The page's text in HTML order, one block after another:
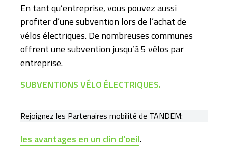
En tant qu’entreprise, vous pouvez aussi
profiter d’une subvention lors de l’achat de
vélos électriques. De nombreuses communes
offrent une subvention jusqu’à 5 vélos par
entreprise.
SUBVENTIONS VÉLO ÉLECTRIQUES.
Rejoignez les Partenaires mobilité de TANDEM:
les avantages en un clin d’oeil.